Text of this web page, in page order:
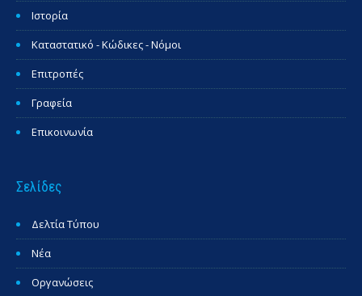
Ιστορία
Καταστατικό - Κώδικες - Νόμοι
Επιτροπές
Γραφεία
Επικοινωνία
Σελίδες
Δελτία Τύπου
Νέα
Οργανώσεις